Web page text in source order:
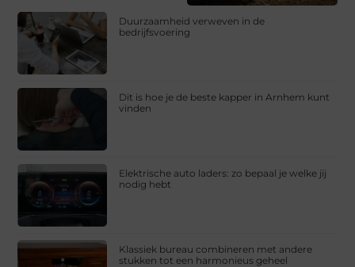
Duurzaamheid verweven in de
bedrijfsvoering
Dit is hoe je de beste kapper in Arnhem kunt
vinden
Elektrische auto laders: zo bepaal je welke jij
nodig hebt
Klassiek bureau combineren met andere
stukken tot een harmonieus geheel